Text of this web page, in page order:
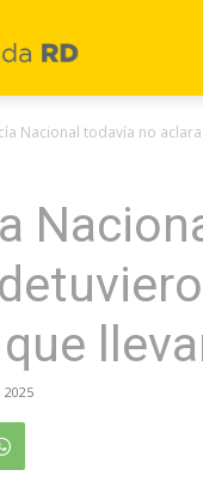
La
Agenda
RD
Nacional todavía no